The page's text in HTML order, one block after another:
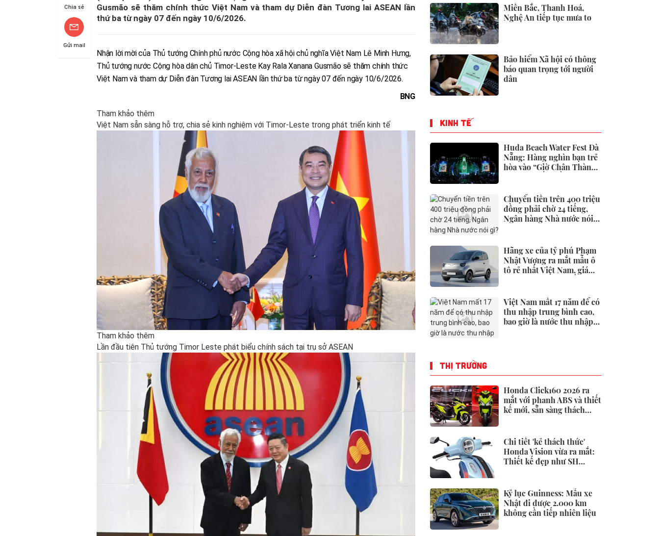
Chia sẻ
Gửi mail
Gusmão sẽ thăm chính thức Việt Nam và tham dự Diễn đàn Tương lai ASEAN lần
thứ ba từ ngày 07 đến ngày 10/6/2026.
Nhận lời mời của Thủ tướng Chính phủ nước Cộng hòa xã hội chủ nghĩa Việt Nam Lê Minh Hưng,
Thủ tướng nước Cộng hòa dân chủ Timor-Leste Kay Rala Xanana Gusmão sẽ thăm chính thức
Việt Nam và tham dự Diễn đàn Tương lai ASEAN lần thứ ba từ ngày 07 đến ngày 10/6/2026.
BNG
Tham khảo thêm
Việt Nam sẵn sàng hỗ trợ, chia sẻ kinh nghiệm với Timor-Leste trong phát triển kinh tế
Tham khảo thêm
Lần đầu tiên Thủ tướng Timor Leste phát biểu chính sách tại trụ sở ASEAN
Miền Bắc, Thanh Hoá,
Nghệ An tiếp tục mưa to
Bảo hiểm Xã hội có thông
báo quan trọng tới người
dân
KINH TẾ
Huda Beach Water Fest Đà
Nẵng: Hàng nghìn bạn trẻ
hòa vào “Giờ Chân Thành”
Chuyển tiền trên 400 triệu
đồng phải chờ 24 tiếng,
Ngân hàng Nhà nước nói
Hãng xe của tỷ phú Phạm
Nhật Vượng ra mắt mẫu ô
tô rẻ nhất Việt Nam, giá
Việt Nam mất 17 năm để có
thu nhập trung bình cao,
bao giờ là nước thu nhập
THỊ TRƯỜNG
Honda Click160 2026 ra
mắt với phanh ABS và thiết
kế mới, sẵn sàng thách
Chi tiết 'kẻ thách thức'
Honda Vision vừa ra mắt:
Thiết kế đẹp như SH
Kỷ lục Guinness: Mẫu xe
Nhật đi được 2.000 km
không cần tiếp nhiên liệu